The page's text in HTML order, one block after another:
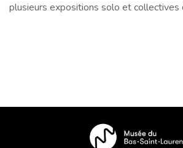
plusieurs expositions solo et collectives